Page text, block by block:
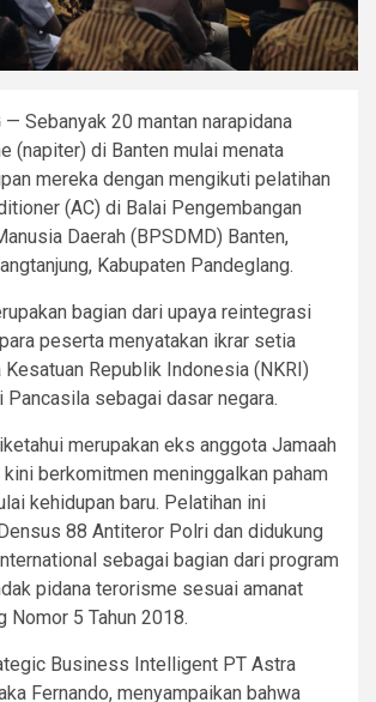
— Sebanyak 20 mantan narapidana
(napiter) di Banten mulai menata
mereka dengan mengikuti pelatihan
(AC) di Balai Pengembangan
Daerah (BPSDMD) Banten,
Kabupaten Pandeglang.
bagian dari upaya reintegrasi
peserta menyatakan ikrar setia
Republik Indonesia (NKRI)
Pancasila sebagai dasar negara.
merupakan eks anggota Jamaah
berkomitmen meninggalkan paham
kehidupan baru. Pelatihan ini
88 Antiteror Polri dan didukung
sebagai bagian dari program
pidana terorisme sesuai amanat
Nomor 5 Tahun 2018.
Business Intelligent PT Astra
Fernando, menyampaikan bahwa